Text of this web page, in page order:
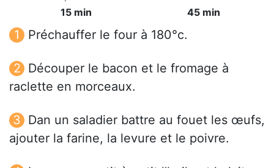
15 min
45 min
Préchauffer le four à 180°c.
Découper le bacon et le fromage à
raclette en morceaux.
Dan un saladier battre au fouet les œufs,
ajouter la farine, la levure et le poivre.